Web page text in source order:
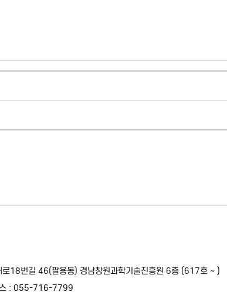
로18번길 46(팔용동) 경남창원과학기술진흥원 6층 (617호 ~ )
: 055-716-7799